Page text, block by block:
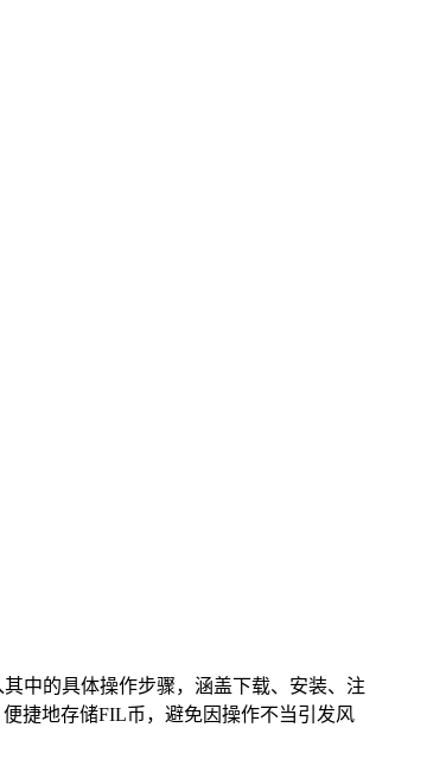
中的具体操作步骤，涵盖下载、安装、注
捷地存储FIL币，避免因操作不当引发风